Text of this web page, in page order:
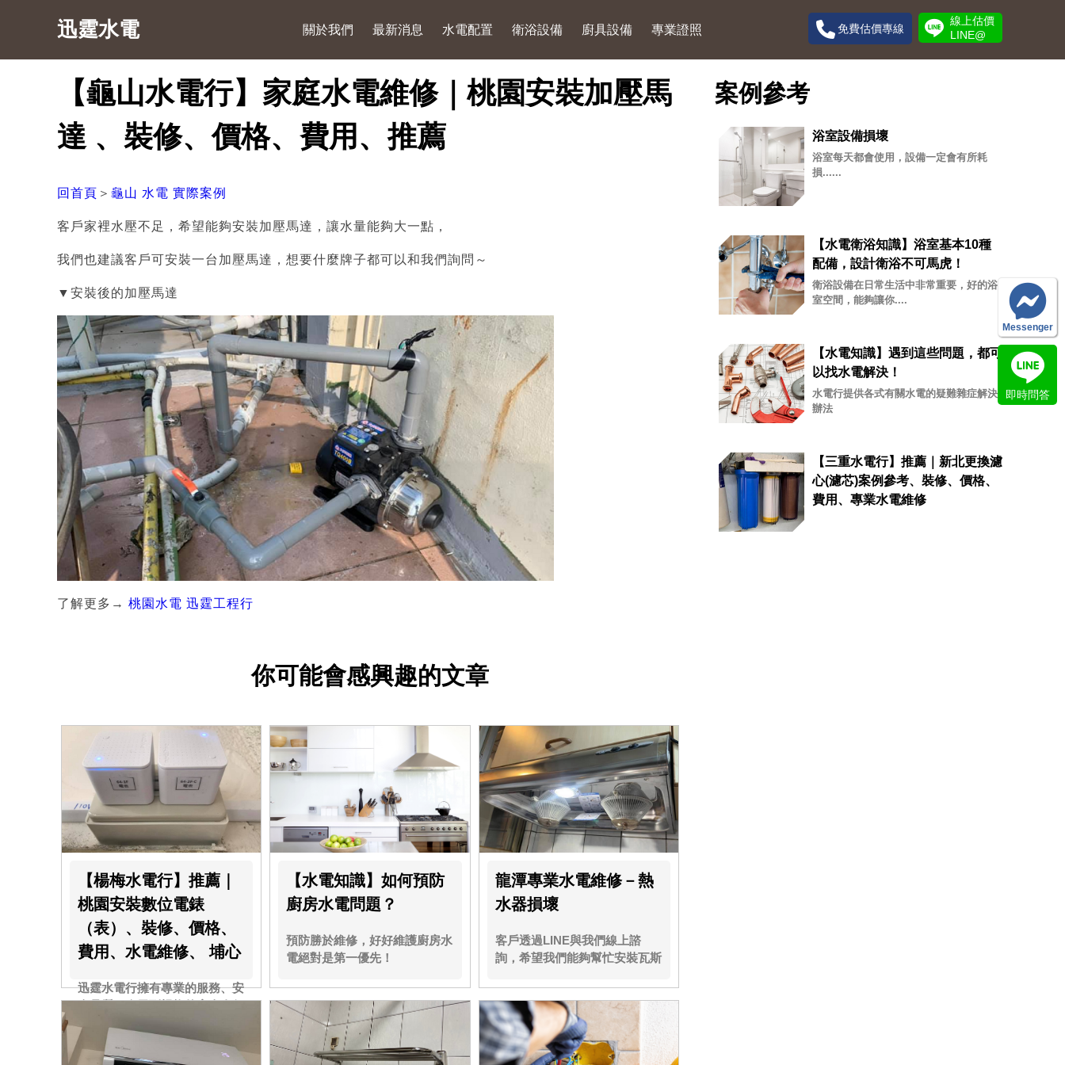
迅霆水電 關於我們 最新消息 水電配置 衛浴設備 廚具設備 專業證照 免費估價專線
線上估價
LINE@
案例參考
浴室設備損壞
浴室每天都會使用，設備一定會有所耗
損......
【水電衛浴知識】浴室基本10種
配備，設計衛浴不可馬虎！
衛浴設備在日常生活中非常重要，好的浴
室空間，能夠讓你....
【水電知識】遇到這些問題，都可
以找水電解決！
水電行提供各式有關水電的疑難雜症解決
辦法
【三重水電行】推薦｜新北更換濾
心(濾芯)案例參考、裝修、價格、
費用、專業水電維修
【龜山水電行】家庭水電維修｜桃園安裝加壓馬
達 、裝修、價格、費用、推薦
回首頁 ＞ 龜山 水電 實際案例
客戶家裡水壓不足，希望能夠安裝加壓馬達，讓水量能夠大一點，
我們也建議客戶可安裝一台加壓馬達，想要什麼牌子都可以和我們詢問～
▼安裝後的加壓馬達
了解更多→ 桃園水電 迅霆工程行
你可能會感興趣的文章
【楊梅水電行】推薦｜
桃園安裝數位電錶
（表）、裝修、價格、
費用、水電維修、 埔心
迅霆水電行擁有專業的服務、安
全品質，今天到楊梅的宿舍進行
【水電知識】如何預防
廚房水電問題？
預防勝於維修，好好維護廚房水
電絕對是第一優先！
龍潭專業水電維修－熱
水器損壞
客戶透過LINE與我們線上諮
詢，希望我們能夠幫忙安裝瓦斯
Messenger
即時問答